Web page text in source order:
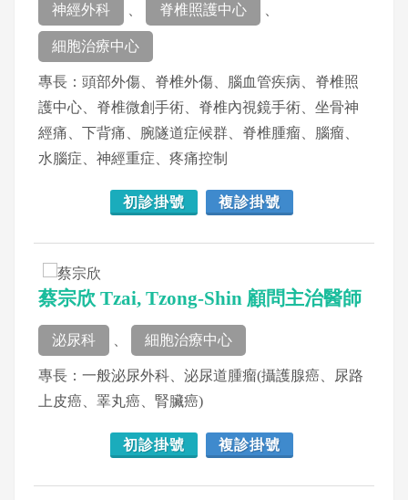
神經外科 脊椎照護中心
細胞治療中心
專長：頭部外傷、脊椎外傷、腦血管疾病、脊椎照
護中心、脊椎微創手術、脊椎內視鏡手術、坐骨神
經痛、下背痛、腕隧道症候群、脊椎腫瘤、腦瘤、
水腦症、神經重症、疼痛控制
初診掛號 複診掛號
蔡宗欣 Tzai, Tzong-Shin 顧問主治醫師
泌尿科 細胞治療中心
專長：一般泌尿外科、泌尿道腫瘤(攝護腺癌、尿路
上皮癌、睪丸癌、腎臟癌)
初診掛號 複診掛號